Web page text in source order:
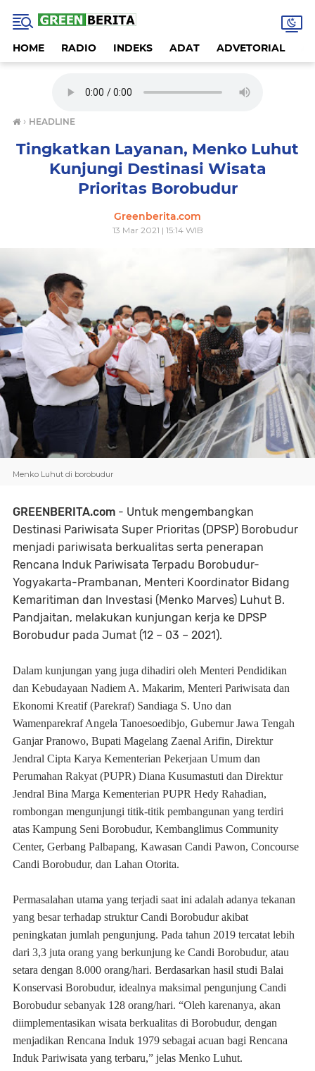
HOME RADIO INDEKS ADAT ADVETORIAL
› HEADLINE
Tingkatkan Layanan, Menko Luhut
Kunjungi Destinasi Wisata
Prioritas Borobudur
Greenberita.com
13 Mar 2021 | 15:14 WIB
Menko Luhut di borobudur
GREENBERITA.com - Untuk mengembangkan
Destinasi Pariwisata Super Prioritas (DPSP) Borobudur
menjadi pariwisata berkualitas serta penerapan
Rencana Induk Pariwisata Terpadu Borobudur-
Yogyakarta-Prambanan, Menteri Koordinator Bidang
Kemaritiman dan Investasi (Menko Marves) Luhut B.
Pandjaitan, melakukan kunjungan kerja ke DPSP
Borobudur pada Jumat (12 – 03 – 2021).
Dalam kunjungan yang juga dihadiri oleh Menteri Pendidikan
dan Kebudayaan Nadiem A. Makarim, Menteri Pariwisata dan
Ekonomi Kreatif (Parekraf) Sandiaga S. Uno dan
Wamenparekraf Angela Tanoesoedibjo, Gubernur Jawa Tengah
Ganjar Pranowo, Bupati Magelang Zaenal Arifin, Direktur
Jendral Cipta Karya Kementerian Pekerjaan Umum dan
Perumahan Rakyat (PUPR) Diana Kusumastuti dan Direktur
Jendral Bina Marga Kementerian PUPR Hedy Rahadian,
rombongan mengunjungi titik-titik pembangunan yang terdiri
atas Kampung Seni Borobudur, Kembanglimus Community
Center, Gerbang Palbapang, Kawasan Candi Pawon, Concourse
Candi Borobudur, dan Lahan Otorita.
Permasalahan utama yang terjadi saat ini adalah adanya tekanan
yang besar terhadap struktur Candi Borobudur akibat
peningkatan jumlah pengunjung. Pada tahun 2019 tercatat lebih
dari 3,3 juta orang yang berkunjung ke Candi Borobudur, atau
setara dengan 8.000 orang/hari. Berdasarkan hasil studi Balai
Konservasi Borobudur, idealnya maksimal pengunjung Candi
Borobudur sebanyak 128 orang/hari. “Oleh karenanya, akan
diimplementasikan wisata berkualitas di Borobudur, dengan
menjadikan Rencana Induk 1979 sebagai acuan bagi Rencana
Induk Pariwisata yang terbaru,” jelas Menko Luhut.